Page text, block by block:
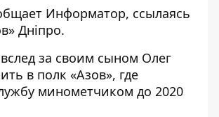
Информатор, ссылаясь
Дніпро.
за своим сыном Олег
в полк «Азов», где
минометчиком до 2020